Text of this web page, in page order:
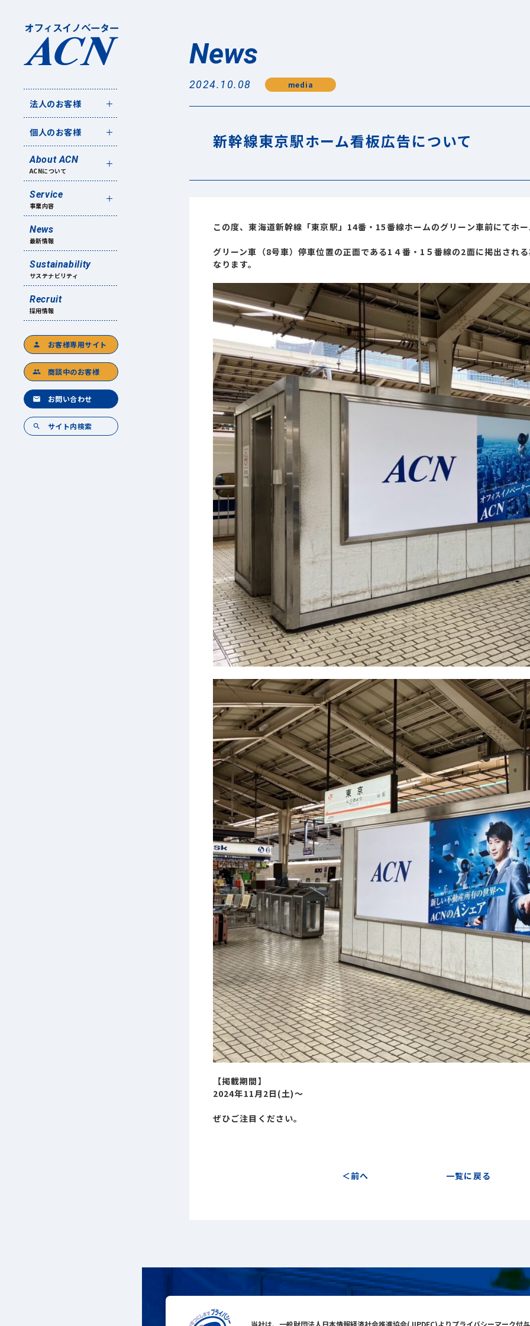
法人のお客様
個人のお客様
About ACN
ACNについて
Service
事業内容
News
最新情報
Sustainability
サステナビリティ
Recruit
採用情報
person お客様専用サイト
group 商談中のお客様
mail お問い合わせ
search サイト内検索
News
2024.10.08 media
新幹線東京駅ホーム看板広告について
この度、東海道新幹線「東京駅」14番・15番線ホームのグリーン車前にてホー
グリーン車（8号車）停車位置の正面である1４番・1５番線の2面に掲出され
なります。
【掲載期間】
2024年11月2日(土)～
ぜひご注目ください。
前へ 一覧に戻る
当社は、一般財団法人日本情報経済社会推進協会(JIPDEC)よりプライバシーマーク付